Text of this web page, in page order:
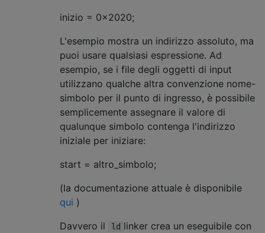
inizio = 0x2020;
L'esempio mostra un indirizzo assoluto, ma
puoi usare qualsiasi espressione. Ad
esempio, se i file degli oggetti di input
utilizzano qualche altra convenzione nome-
simbolo per il punto di ingresso, è possibile
semplicemente assegnare il valore di
qualunque simbolo contenga l'indirizzo
iniziale per iniziare:
start = altro_simbolo;
(la documentazione attuale è disponibile
qui )
Davvero il
ld linker crea un eseguibile con